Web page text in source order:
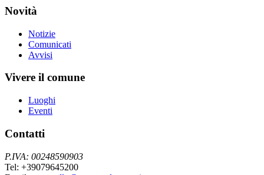
Novità
Notizie
Comunicati
Avvisi
Vivere il comune
Luoghi
Eventi
Contatti
P.IVA: 00248590903
Tel: +39079645200